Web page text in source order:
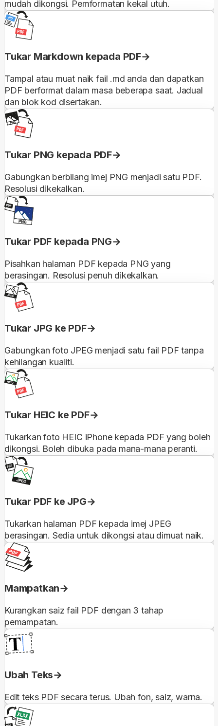
mudah dikongsi. Pemformatan kekal utuh.
Tukar Markdown kepada PDF
Tampal atau muat naik fail .md anda dan dapatkan
PDF berformat dalam masa beberapa saat. Jadual
dan blok kod disertakan.
Tukar PNG kepada PDF
Gabungkan berbilang imej PNG menjadi satu PDF.
Resolusi dikekalkan.
Tukar PDF kepada PNG
Pisahkan halaman PDF kepada PNG yang
berasingan. Resolusi penuh dikekalkan.
Tukar JPG ke PDF
Gabungkan foto JPEG menjadi satu fail PDF tanpa
kehilangan kualiti.
Tukar HEIC ke PDF
Tukarkan foto HEIC iPhone kepada PDF yang boleh
dikongsi. Boleh dibuka pada mana-mana peranti.
Tukar PDF ke JPG
Tukarkan halaman PDF kepada imej JPEG
berasingan. Sedia untuk dikongsi atau dimuat naik.
Mampatkan
Kurangkan saiz fail PDF dengan 3 tahap
pemampatan.
Ubah Teks
Edit teks PDF secara terus. Ubah fon, saiz, warna.